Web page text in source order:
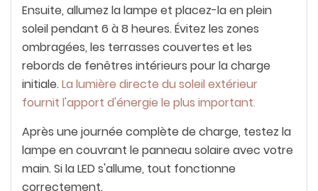
Ensuite, allumez la lampe et placez-la en plein
soleil pendant 6 à 8 heures. Évitez les zones
ombragées, les terrasses couvertes et les
rebords de fenêtres intérieurs pour la charge
initiale.La lumière directe du soleil extérieur
fournit l'apport d'énergie le plus important.
Après une journée complète de charge, testez la
lampe en couvrant le panneau solaire avec votre
main. Si la LED s'allume, tout fonctionne
correctement.